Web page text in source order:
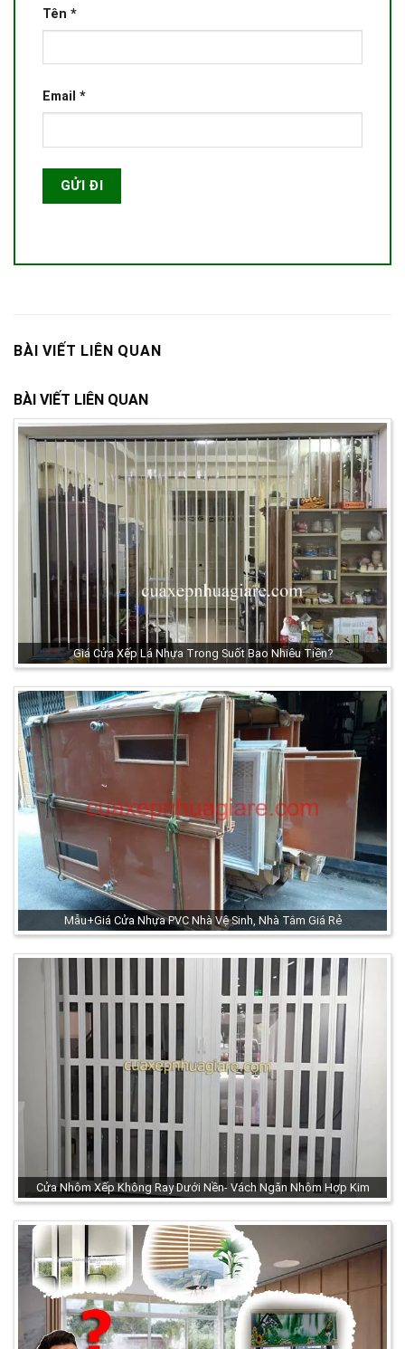
Tên *
Email *
BÀI VIẾT LIÊN QUAN
BÀI VIẾT LIÊN QUAN
Giá Cửa Xếp Lá Nhựa Trong Suốt Bao Nhiêu Tiền?
Mẫu+Giá Cửa Nhựa PVC Nhà Vệ Sinh, Nhà Tắm Giá Rẻ
Cửa Nhôm Xếp Không Ray Dưới Nền- Vách Ngăn Nhôm Hợp Kim